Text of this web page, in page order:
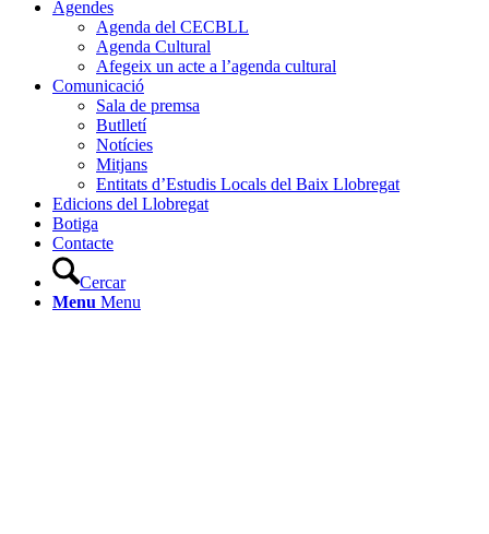
Agendes
Agenda del CECBLL
Agenda Cultural
Afegeix un acte a l’agenda cultural
Comunicació
Sala de premsa
Butlletí
Notícies
Mitjans
Entitats d’Estudis Locals del Baix Llobregat
Edicions del Llobregat
Botiga
Contacte
Cercar
Menu Menu